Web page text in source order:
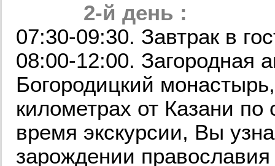
2-й день :
07:30-09:30. Завтрак в
08:00-12:00. Загородная
Богородицкий
километрах от Казани
время экскурсии, Вы
зарождении